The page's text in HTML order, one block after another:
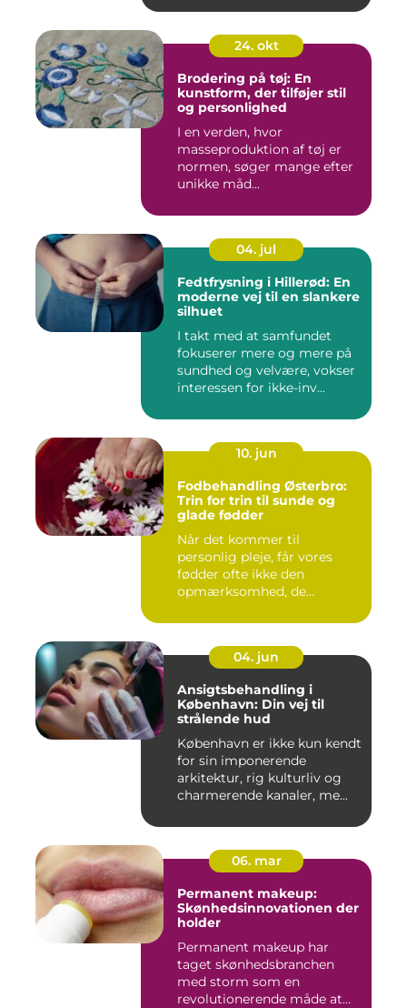
24. okt
Brodering på tøj: En
kunstform, der tilføjer stil
og personlighed
I en verden, hvor
masseproduktion af tøj er
normen, søger mange efter
unikke måd...
04. jul
Fedtfrysning i Hillerød: En
moderne vej til en slankere
silhuet
I takt med at samfundet
fokuserer mere og mere på
sundhed og velvære, vokser
interessen for ikke-inv...
10. jun
Fodbehandling Østerbro:
Trin for trin til sunde og
glade fødder
Når det kommer til
personlig pleje, får vores
fødder ofte ikke den
opmærksomhed, de
04. jun
Ansigtsbehandling i
København: Din vej til
strålende hud
København er ikke kun kendt
for sin imponerende
arkitektur, rig kulturliv og
charmerende kanaler, me...
06. mar
Permanent makeup:
Skønhedsinnovationen der
holder
Permanent makeup har
taget skønhedsbranchen
med storm som en
revolutionerende måde at